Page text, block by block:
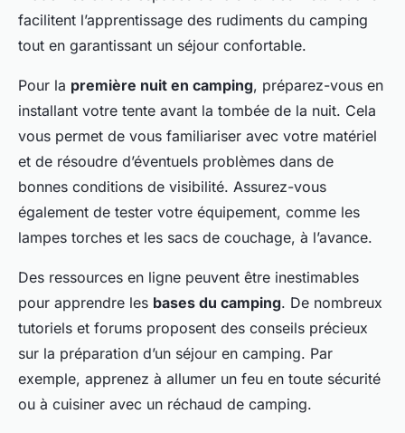
facilitent l’apprentissage des rudiments du camping
tout en garantissant un séjour confortable.
Pour la première nuit en camping, préparez-vous en
installant votre tente avant la tombée de la nuit. Cela
vous permet de vous familiariser avec votre matériel
et de résoudre d’éventuels problèmes dans de
bonnes conditions de visibilité. Assurez-vous
également de tester votre équipement, comme les
lampes torches et les sacs de couchage, à l’avance.
Des ressources en ligne peuvent être inestimables
pour apprendre les bases du camping. De nombreux
tutoriels et forums proposent des conseils précieux
sur la préparation d’un séjour en camping. Par
exemple, apprenez à allumer un feu en toute sécurité
ou à cuisiner avec un réchaud de camping.